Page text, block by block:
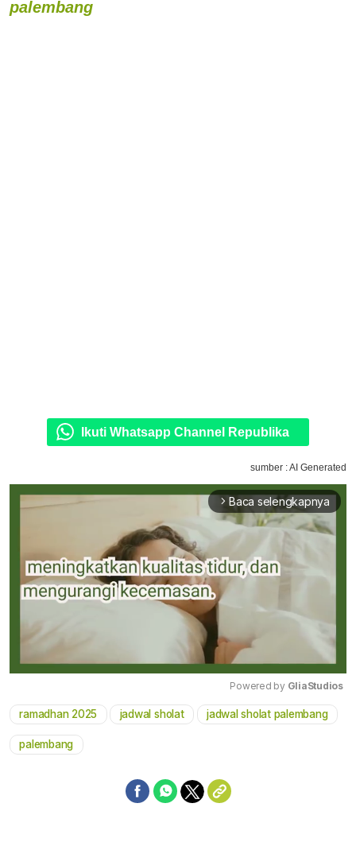
palembang
Ikuti Whatsapp Channel Republika
sumber : AI Generated
arrow_forward_ios Baca selengkapnya
Mute
Powered by GliaStudios
ramadhan 2025 jadwal sholat jadwal sholat palembang
palembang